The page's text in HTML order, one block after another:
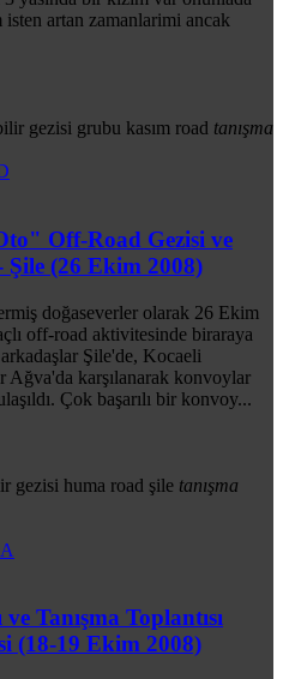
artan zamanlarimi ancak
gezisi grubu kasım road tanışma
Off-Road Gezisi ve
Şile (26 Ekim 2008)
doğaseverler olarak 26 Ekim
off-road aktivitesinde biraraya
Şile'de, Kocaeli
Ağva'da karşılanarak konvoylar
Çok başarılı bir konvoy...
gezisi huma road şile tanışma
Tanışma Toplantısı
(18-19 Ekim 2008)